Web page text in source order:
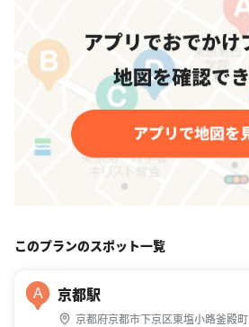
このプランのスポット一覧
A 京都駅
京都府京都市下京区東塩小路釜殿町